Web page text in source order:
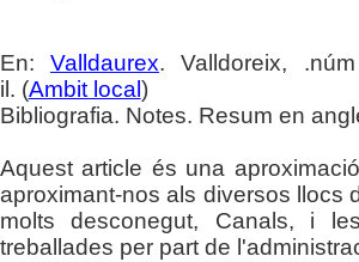
En:Valldaurex. Valldoreix,
il. (Ambit local)
Bibliografia. Notes. Resum en
Aquest article és una
aproximant-nos als diversos llocs
molts desconegut, Canals, i
treballades per part de